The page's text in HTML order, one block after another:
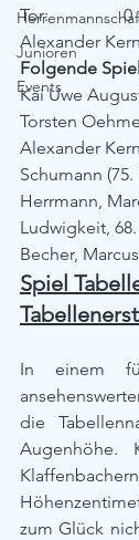
Junioren
Events
Tor:
Alexander
Folgende
Kai Uwe
Torsten
Alexander
Schumann
Herrmann,
Ludwigkeit,
Becher,
Spiel
In einem
die
Augenhöhe.
zum Glück